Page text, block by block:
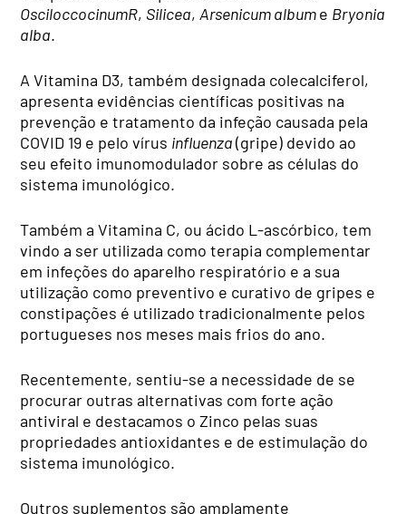
OsciloccocinumR, Silicea,Arsenicum albume Bryonia
alba.
A Vitamina D3, também designada colecalciferol,
apresenta evidências científicas positivas na
prevenção e tratamento da infeção causada pela
COVID 19 e pelo vírus influenza(gripe) devido ao
seu efeito imunomodulador sobre as células do
sistema imunológico.
Também a Vitamina C, ou ácido L-ascórbico, tem
vindo a ser utilizada como terapia complementar
em infeções do aparelho respiratório e a sua
utilização como preventivo e curativo de gripes e
constipações é utilizado tradicionalmente pelos
portugueses nos meses mais frios do ano.
Recentemente, sentiu-se a necessidade de se
procurar outras alternativas com forte ação
antiviral e destacamos o Zinco pelas suas
propriedades antioxidantes e de estimulação do
sistema imunológico.
Outros suplementos são amplamente